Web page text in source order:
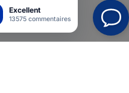
Excellent
13575 commentaires